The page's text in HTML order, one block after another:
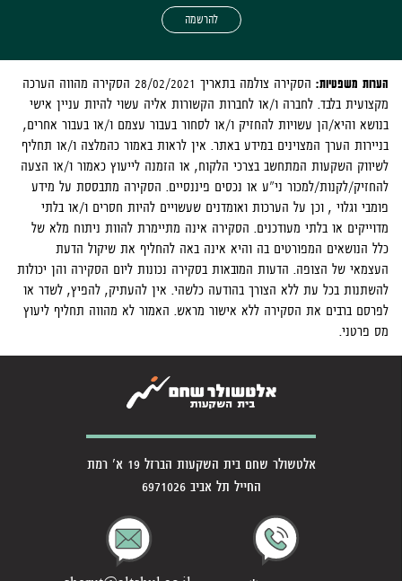
להרשמה
הערות משפטיות: הסקירה צולמה בתאריך 28/02/2021
הסקירה מהווה הערכה
מקצועית בלבד. לחברה ו/או לחברות הקשורות אליה עשוי להיות עניין אישי
בנושא והיא/הן עשויות להחזיק ו/או לסחור בעבור עצמם ו/או בעבור אחרים,
בניירות הערך המצוינים במידע באתר. אין לראות באמור כהמלצה ו/או תחליף
לשיווק השקעות המתחשב בצרכי הלקוח, או הזמנה לייעוץ כאמור ו/או הצעה
להחזיק/לקנות/למכור ני"ע או נכסים פיננסיים. הסקירה מתבססת על מידע
פומבי וגלוי , וכן על הערכות ואומדנים שעשויים להיות חסרים ו/או בלתי
מדוייקים או בלתי מעודכנים. הסקירה אינה מתיימרת להוות ניתוח מלא של
כלל הנושאים המפורטים בה והיא אינה באה להחליף את שיקול הדעת
העצמאי של הצופה. הדעות המובאות בסקירה נכונות ליום הסקירה והן יכולות
להשתנות בכל עת ללא הצורך בהודעה כלשהי. אין להעתיק, להפיץ, לשדר או
לפרסם ברבים את הסקירה ללא אישור מראש. האמור לא מהווה תחליף ליעוץ
מס פרטני.
אלטשולר שחם בית השקעות הברזל 19 א' רמת
החייל תל אביב 6971026